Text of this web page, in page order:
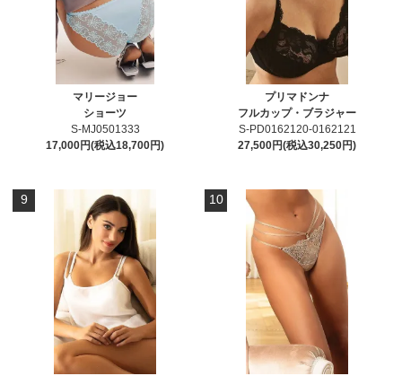
マリージョー
ショーツ
S-MJ0501333
17,000円(税込18,700円)
プリマドンナ
フルカップ・ブラジャー
S-PD0162120-0162121
27,500円(税込30,250円)
9 10